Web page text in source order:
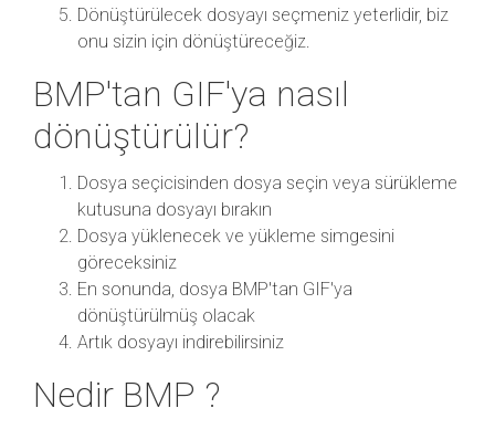
Dönüştürülecek dosyayı seçmeniz yeterlidir, biz
onu sizin için dönüştüreceğiz.
BMP'tan GIF'ya nasıl
dönüştürülür?
Dosya seçicisinden dosya seçin veya sürükleme
kutusuna dosyayı bırakın
Dosya yüklenecek ve yükleme simgesini
göreceksiniz
En sonunda, dosya BMP'tan GIF'ya
dönüştürülmüş olacak
Artık dosyayı indirebilirsiniz
Nedir BMP ?